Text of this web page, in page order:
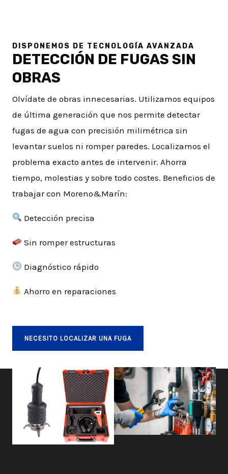
s
DISPONEMOS DE TECNOLOGÍA AVANZADA
DETECCIÓN DE FUGAS SIN
OBRAS
Olvídate de obras innecesarias. Utilizamos equipos
de última generación que nos permite detectar
fugas de agua con precisión milimétrica sin
levantar suelos ni romper paredes. Localizamos el
problema exacto antes de intervenir. Ahorra
tiempo, molestias y sobre todo costes. Beneficios de
trabajar con Moreno&Marín:
Detección precisa
Sin romper estructuras
Diagnóstico rápido
Ahorro en reparaciones
NECESITO LOCALIZAR UNA FUGA